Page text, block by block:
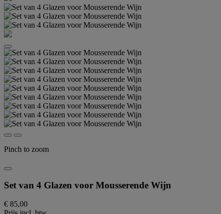
Pinch to zoom
Set van 4 Glazen voor Mousserende Wijn
€ 85,00